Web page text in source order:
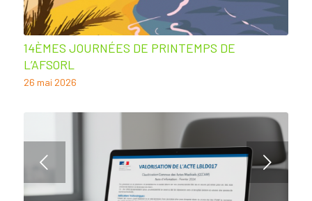
14ÈMES JOURNÉES DE PRINTEMPS DE
L’AFSORL
26 mai 2026
Suivant